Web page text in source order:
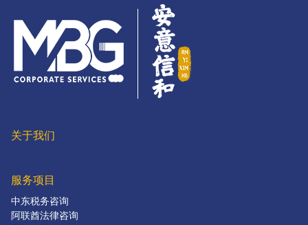
关于我们
服务项目
中东税务咨询
阿联酋法律咨询